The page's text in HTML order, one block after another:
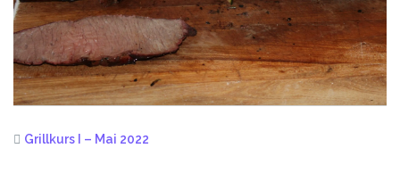
Grillkurs I – Mai 2022